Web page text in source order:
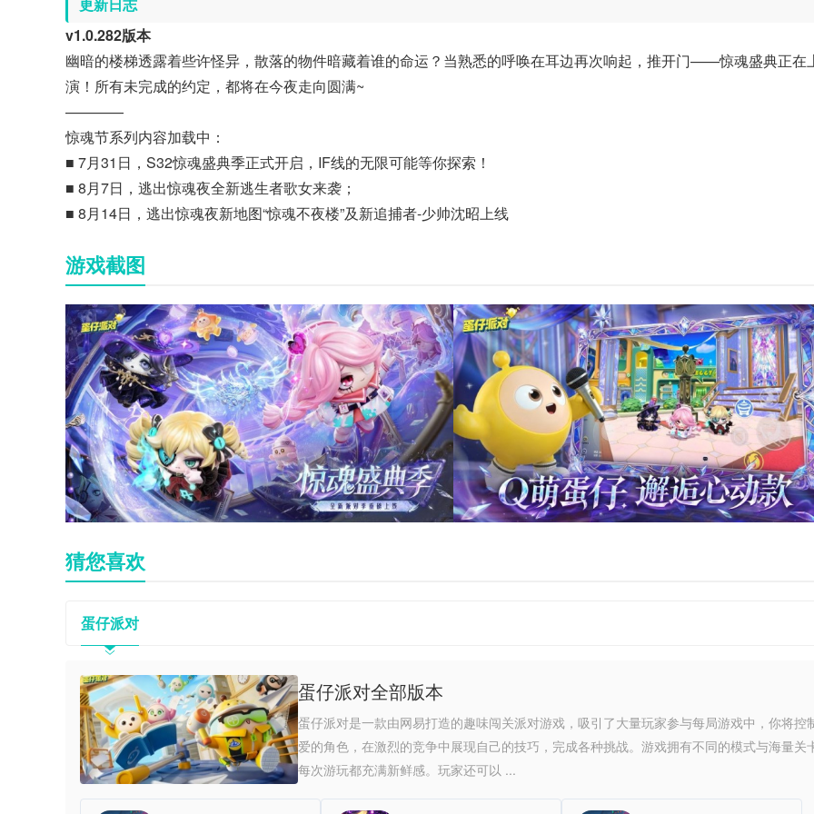
v1.0.282版本
幽暗的楼梯透露着些许怪异，散落的物件暗藏着谁的命运？当熟悉的呼唤在耳边再次响起，推开门——惊魂盛典正在
演！所有未完成的约定，都将在今夜走向圆满~
————
惊魂节系列内容加载中：
■ 7月31日，S32惊魂盛典季正式开启，IF线的无限可能等你探索！
■ 8月7日，逃出惊魂夜全新逃生者歌女来袭；
■ 8月14日，逃出惊魂夜新地图“惊魂不夜楼”及新追捕者-少帅沈昭上线
游戏截图
猜您喜欢
蛋仔派对
蛋仔派对全部版本
蛋仔派对是一款由网易打造的趣味闯关派对游戏，吸引了大量玩家参与每局游戏中，你将控
爱的角色，在激烈的竞争中展现自己的技巧，完成各种挑战。游戏拥有不同的模式与海量关
每次游玩都充满新鲜感。玩家还可以 ...